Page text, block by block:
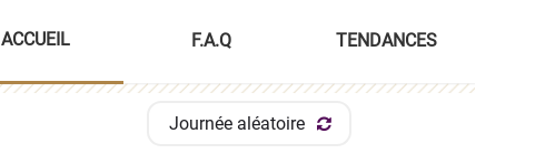
ACCUEIL F.A.Q TENDANCES
Journée aléatoire